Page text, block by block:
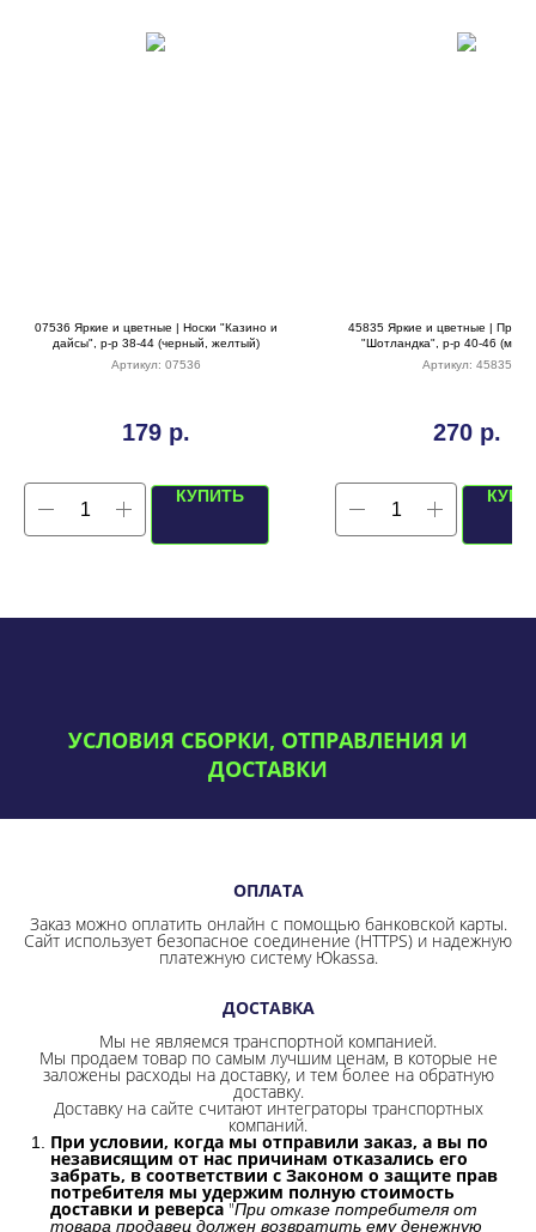
07536 Яркие и цветные | Носки "Казино и
дайсы", р-р 38-44 (черный, желтый)
Артикул: 07536
179 р.
КУПИТЬ
45835 Яркие и цветные |
"Шотландка", р-р 40-46
изумрудная краска)
Артикул: 45835
270 р.
УСЛОВИЯ СБОРКИ, ОТПРАВЛЕНИЯ И
ДОСТАВКИ
ОПЛАТА
Заказ можно оплатить онлайн с помощью банковской карты.
Сайт использует безопасное соединение (HTTPS) и надежную
платежную систему Юkassa.
ДОСТАВКА
Мы не являемся транспортной компанией.
Мы продаем товар по самым лучшим ценам, в которые не
заложены расходы на доставку, и тем более на обратную
доставку.
Доставку на сайте считают интеграторы транспортных
компаний.
При условии, когда мы отправили заказ, а вы по
независящим от нас причинам отказались его
забрать, в соответствии с Законом о защите прав
потребителя мы удержим полную стоимость
доставки и реверса "При отказе потребителя от
товара продавец должен возвратить ему денежную